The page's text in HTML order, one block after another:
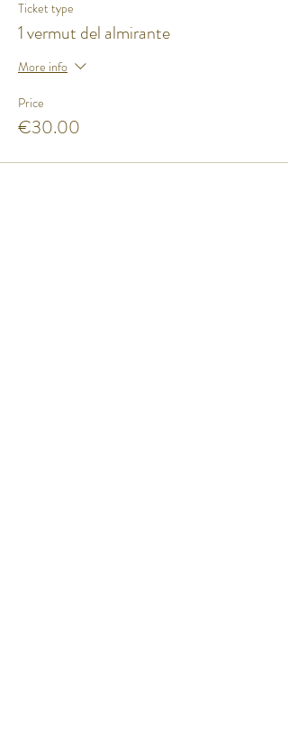
Ticket type
1 vermut del almirante
More info
Price
€30.00